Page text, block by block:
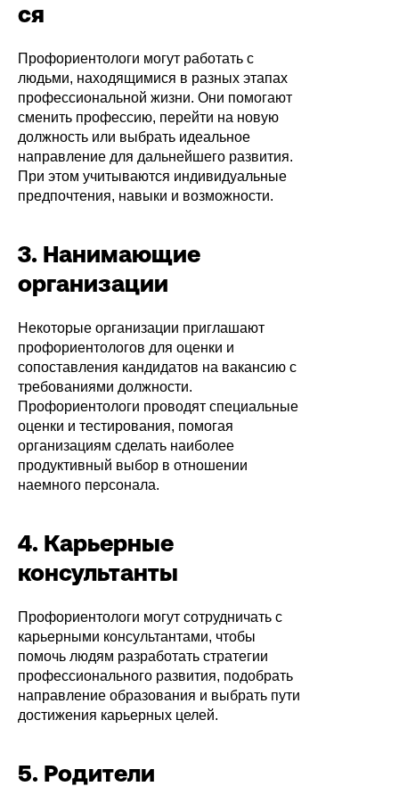
ся
Профориентологи могут работать с
людьми, находящимися в разных этапах
профессиональной жизни. Они помогают
сменить профессию, перейти на новую
должность или выбрать идеальное
направление для дальнейшего развития.
При этом учитываются индивидуальные
предпочтения, навыки и возможности.
3. Нанимающие
организации
Некоторые организации приглашают
профориентологов для оценки и
сопоставления кандидатов на вакансию с
требованиями должности.
Профориентологи проводят специальные
оценки и тестирования, помогая
организациям сделать наиболее
продуктивный выбор в отношении
наемного персонала.
4. Карьерные
консультанты
Профориентологи могут сотрудничать с
карьерными консультантами, чтобы
помочь людям разработать стратегии
профессионального развития, подобрать
направление образования и выбрать пути
достижения карьерных целей.
5. Родители